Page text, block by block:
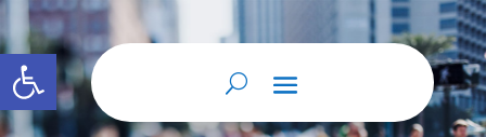
Abrir barra de herramientas